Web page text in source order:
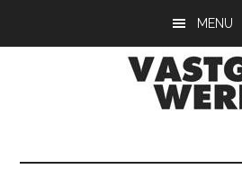
de
de
de
MENU